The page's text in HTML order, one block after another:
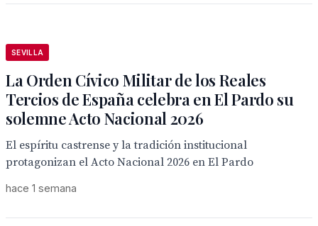
SEVILLA
La Orden Cívico Militar de los Reales
Tercios de España celebra en El Pardo su
solemne Acto Nacional 2026
El espíritu castrense y la tradición institucional
protagonizan el Acto Nacional 2026 en El Pardo
hace 1 semana